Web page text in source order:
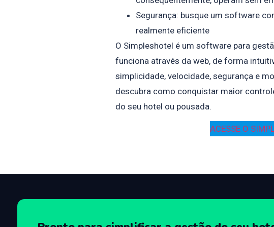
Segurança: busque um software
realmente eficiente
O Simpleshotel é um software para
funciona através da web, de forma
simplicidade, velocidade, segurança e
descubra como conquistar maior
do seu hotel ou pousada.
ACESSE O